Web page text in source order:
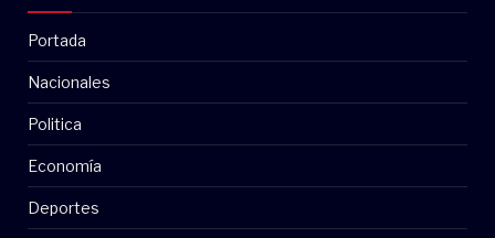
Portada
Nacionales
Politica
Economía
Deportes